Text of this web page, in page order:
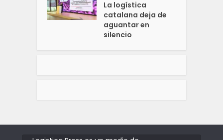
La logística
catalana deja de
aguantar en
silencio